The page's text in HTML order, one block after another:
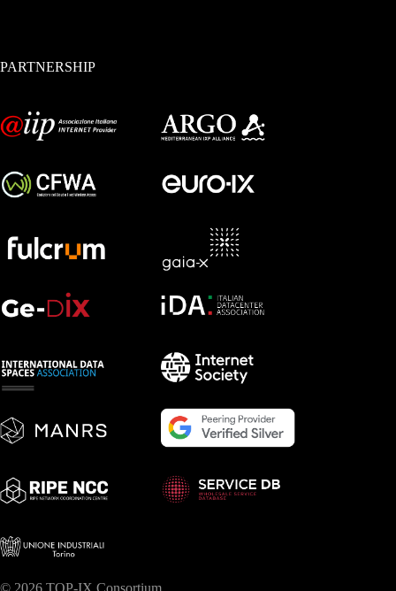
PARTNERSHIP
© 2026 TOP-IX Consortium